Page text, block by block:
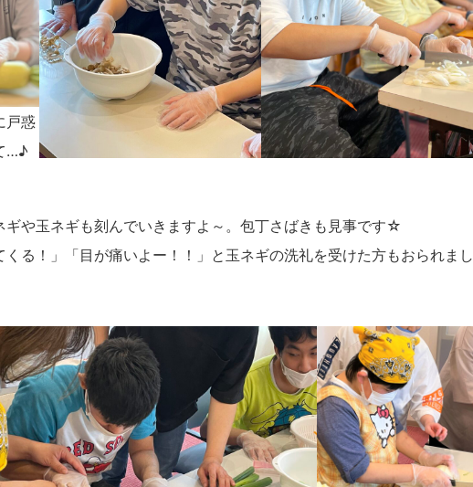
戸惑
…♪
ギや玉ネギも刻んでいきますよ～。包丁さばきも見事です☆
くる！」「目が痛いよー！！」と玉ネギの洗礼を受けた方もおられまし